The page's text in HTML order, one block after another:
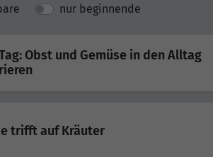
nur beginnende
Obst und Gemüse in den Alltag
trifft auf Kräuter